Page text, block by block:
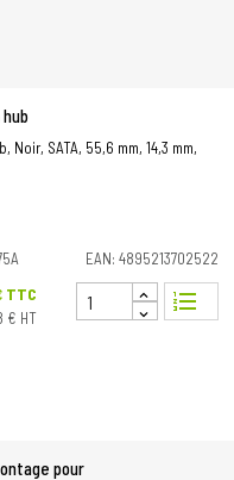
Noir, SATA, 55,6 mm, 14,3 mm,
EAN: 4895213702522
TTC
€ HT
format_list_numbered
pour